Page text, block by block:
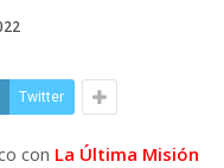
Twitter
con La Última Misión